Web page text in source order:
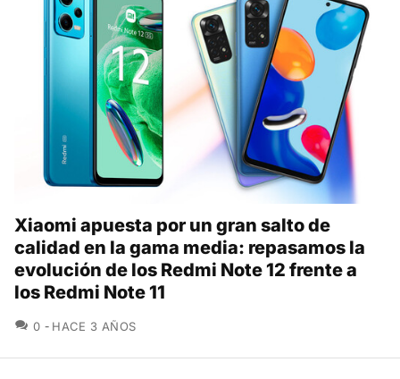
Xiaomi apuesta por un gran salto de
calidad en la gama media: repasamos la
evolución de los Redmi Note 12 frente a
los Redmi Note 11
0 COMENTARIOS
HACE 3 AÑOS